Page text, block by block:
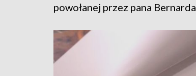
powołanej przez pana Bernarda.